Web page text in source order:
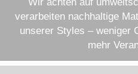
verarbeiten nachhaltige
unserer Styles – weniger
mehr